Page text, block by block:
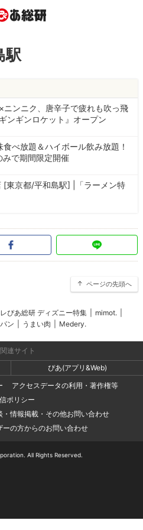
駅
ニンニク、唐辛子で疲れも吹っ飛
ンギンロケット』オープン
べ放題＆ハイボール飲み放題！
みで期間限定開催
[東京都/平和島駅] |「ラーメン特
ページの先頭へ
ぴあ総研 ディズニー特集 mimot.
ン うまい肉 Medery.
連サイト
ぴあ(アプリ&Web)
アクセスデータの利用・著作権等
ポリシー
情報掲載・その他お問い合わせ
の方からのお問い合わせ
All Rights Reserved.